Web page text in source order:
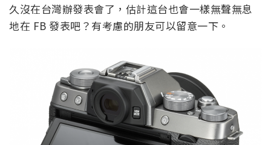
久沒在台灣辦發表會了，估計這台也會一樣無聲無息
地在 FB 發表吧？有考慮的朋友可以留意一下。